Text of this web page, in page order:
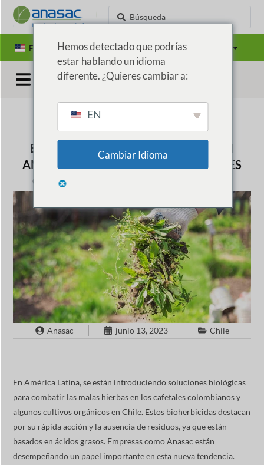
EN ES PT
EL DEBUT DE LOS BIOHERBICIDAS EN
AMÉRICA LATINA Y LAS INNOVACIONES
QUE IMPULSARÁN SU DESARROLLO
Anasac junio 13, 2023 Chile
En América Latina, se están introduciendo soluciones biológicas
para combatir las malas hierbas en los cafetales colombianos y
algunos cultivos orgánicos en Chile. Estos bioherbicidas destacan
por su rápida acción y la ausencia de residuos, ya que están
basados en ácidos grasos. Empresas como Anasac están
desempeñando un papel importante en esta nueva tendencia.
Hemos detectado que podrías
estar hablando un idioma
diferente. ¿Quieres cambiar a:
EN
Cambiar Idioma